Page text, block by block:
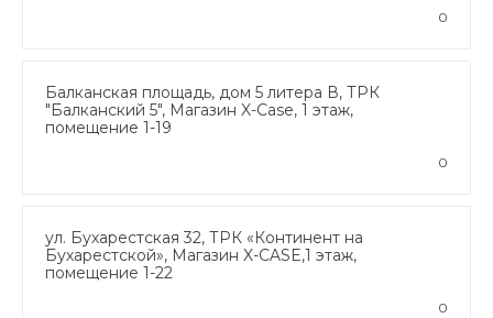
0
Балканская площадь, дом 5 литера В, ТРК
"Балканский 5", Магазин X-Case, 1 этаж,
помещение 1-19
0
ул. Бухарестская 32, ТРК «Континент на
Бухарестской», Магазин X-CASE,1 этаж,
помещение 1-22
0